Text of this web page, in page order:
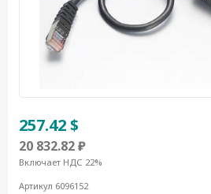
257.42 $
20 832.82 ₽
Включает НДС 22%
Артикул 6096152